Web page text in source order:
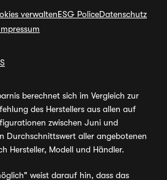
verwaltenESG PoliceDatenschutz
berechnet sich im Vergleich zur
des Herstellers aus allen auf
zwischen Juni und
Durchschnittswert aller angebotenen
Hersteller, Modell und Händler.
weist darauf hin, dass das